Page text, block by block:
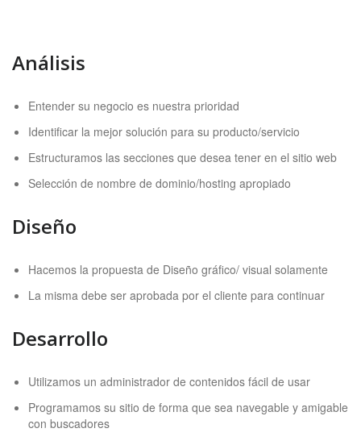
Análisis
Entender su negocio es nuestra prioridad
Identificar la mejor solución para su producto/servicio
Estructuramos las secciones que desea tener en el sitio web
Selección de nombre de dominio/hosting apropiado
Diseño
Hacemos la propuesta de Diseño gráfico/ visual solamente
La misma debe ser aprobada por el cliente para continuar
Desarrollo
Utilizamos un administrador de contenidos fácil de usar
Programamos su sitio de forma que sea navegable y amigable
con buscadores